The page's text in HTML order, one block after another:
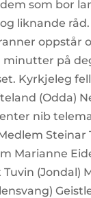
som bor
liknande
oppstår
minutter på
Kyrkjeleg
(Odda)
nib
Steinar
Marianne
(Jondal)